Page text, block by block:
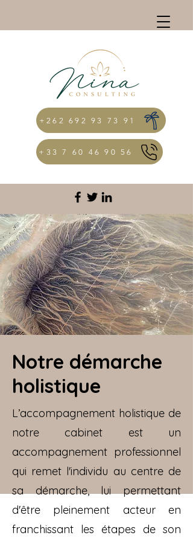
+262 692 93 73 91
+33 7 60 46 90 56
Notre démarche
holistique
L’accompagnement holistique de
notre cabinet est un
accompagnement professionnel
qui remet l'individu au centre de
sa démarche, lui permettant
d'être pleinement acteur en
franchissant les étapes de son